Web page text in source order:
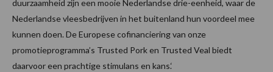
duurzaamheid zijn een mooie Nederlandse drie-eenheid, waar de
Nederlandse vleesbedrijven in het buitenland hun voordeel mee
kunnen doen. De Europese cofinanciering van onze
promotieprogramma’s Trusted Pork en Trusted Veal biedt
daarvoor een prachtige stimulans en kans.‘